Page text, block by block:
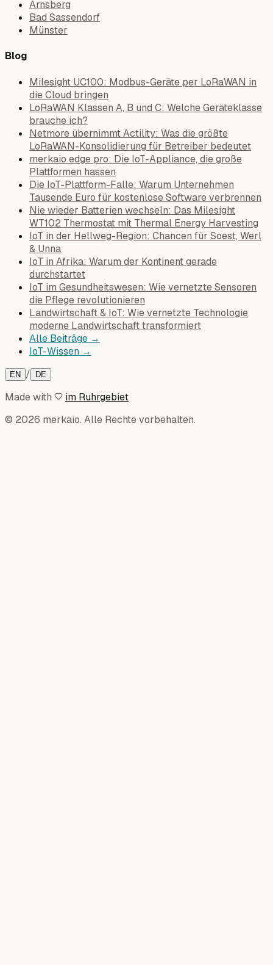
Arnsberg
Bad Sassendorf
Münster
Blog
Milesight UC100: Modbus-Geräte per LoRaWAN in
die Cloud bringen
LoRaWAN Klassen A, B und C: Welche Geräteklasse
brauche ich?
Netmore übernimmt Actility: Was die größte
LoRaWAN-Konsolidierung für Betreiber bedeutet
merkaio edge pro: Die IoT-Appliance, die große
Plattformen hassen
Die IoT-Plattform-Falle: Warum Unternehmen
Tausende Euro für kostenlose Software verbrennen
Nie wieder Batterien wechseln: Das Milesight
WT102 Thermostat mit Thermal Energy Harvesting
IoT in der Hellweg-Region: Chancen für Soest, Werl
& Unna
IoT in Afrika: Warum der Kontinent gerade
durchstartet
IoT im Gesundheitswesen: Wie vernetzte Sensoren
die Pflege revolutionieren
Landwirtschaft & IoT: Wie vernetzte Technologie
moderne Landwirtschaft transformiert
Alle Beiträge →
IoT-Wissen →
EN / DE
Made with
im Ruhrgebiet
© 2026 merkaio. Alle Rechte vorbehalten.